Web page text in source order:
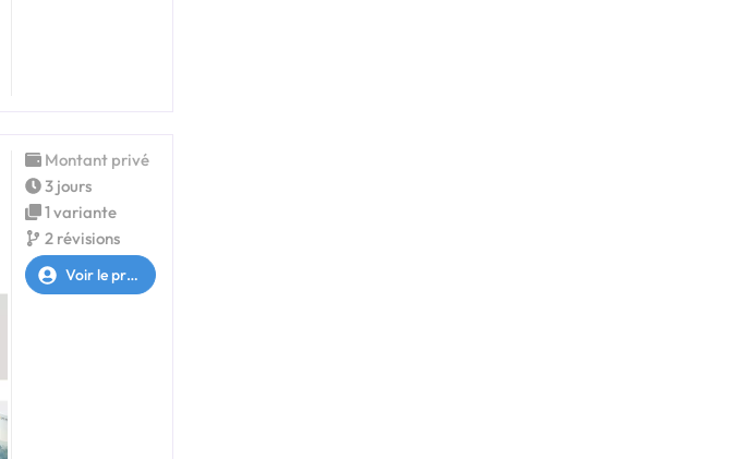
Montant privé
3 jours
1 variante
2 révisions
Voir le profil